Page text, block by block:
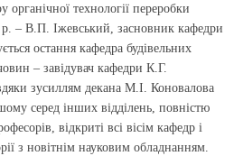
технології переробки
р. – В.П. Іжевський, засновник кафедри
остання кафедра будівельних
– завідувач кафедри К.Г.
зусиллям декана М.І. Коновалова
серед інших відділень, повністю
відкриті всі вісім кафедр і
з новітнім науковим обладнанням.